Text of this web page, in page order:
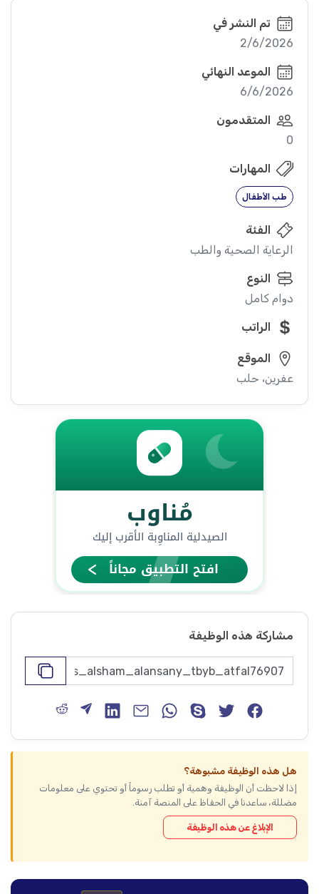
تم النشر في
2/6/2026
الموعد النهائي
6/6/2026
المتقدمون
0
المهارات
طب الأطفال
الفئة
الرعاية الصحية والطب
النوع
دوام كامل
الراتب
الموقع
عفرين، حلب
مشاركة هذه الوظيفة
هل هذه الوظيفة مشبوهة؟
إذا لاحظت أن الوظيفة وهمية أو تطلب رسوماً أو تحتوي على معلومات
مضللة، ساعدنا في الحفاظ على المنصة آمنة.
الإبلاغ عن هذه الوظيفة